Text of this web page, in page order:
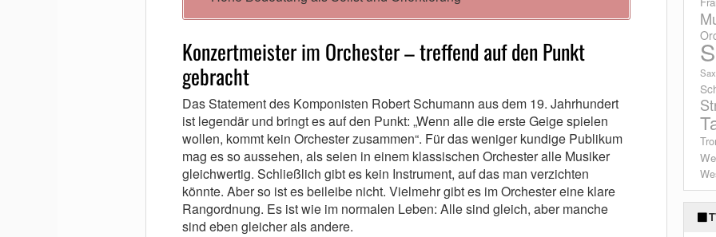
Konzertmeister im Orchester – treffend auf den Punkt
gebracht
Das Statement des Komponisten Robert Schumann aus dem 19. Jahrhundert
ist legendär und bringt es auf den Punkt: „Wenn alle die erste Geige spielen
wollen, kommt kein Orchester zusammen“. Für das weniger kundige Publikum
mag es so aussehen, als seien in einem klassischen Orchester alle Musiker
gleichwertig. Schließlich gibt es kein Instrument, auf das man verzichten
könnte. Aber so ist es beileibe nicht. Vielmehr gibt es im Orchester eine klare
Rangordnung. Es ist wie im normalen Leben: Alle sind gleich, aber manche
sind eben gleicher als andere.